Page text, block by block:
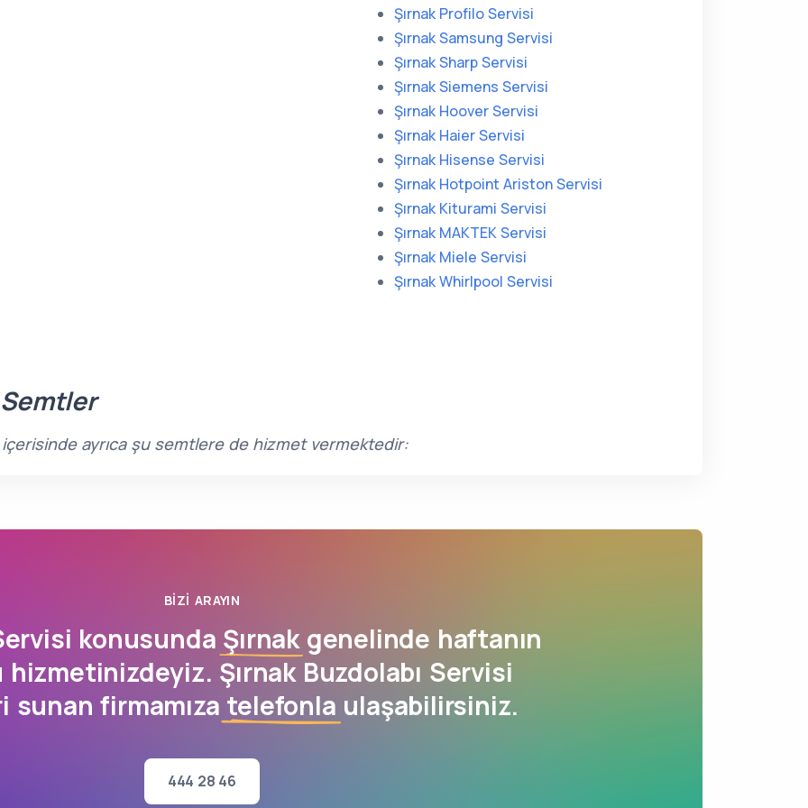
Şırnak Profilo Servisi
Şırnak Samsung Servisi
Şırnak Sharp Servisi
Şırnak Siemens Servisi
Şırnak Hoover Servisi
Şırnak Haier Servisi
Şırnak Hisense Servisi
Şırnak Hotpoint Ariston Servisi
Şırnak Kiturami Servisi
Şırnak MAKTEK Servisi
Şırnak Miele Servisi
Şırnak Whirlpool Servisi
içerisinde ayrıca şu semtlere de hizmet vermektedir:
BIZI ARAYIN
konusunda Şırnakgenelinde haftanın
Şırnak Buzdolabı Servisi
sunan firmamıza telefonla ulaşabilirsiniz.
444 28 46